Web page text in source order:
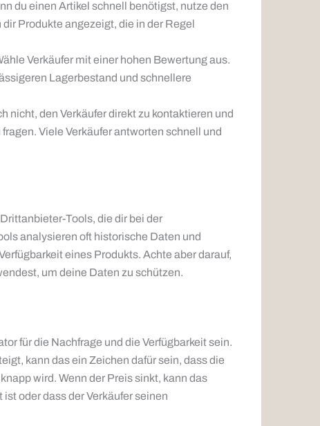
du einen Artikel schnell benötigst, nutze den
Produkte angezeigt, die in der Regel
Verkäufer mit einer hohen Bewertung aus.
Lagerbestand und schnellere
nicht, den Verkäufer direkt zu kontaktieren und
Viele Verkäufer antworten schnell und
Tools, die dir bei der
analysieren oft historische Daten und
eines Produkts. Achte aber darauf,
um deine Daten zu schützen.
für die Nachfrage und die Verfügbarkeit sein.
kann das ein Zeichen dafür sein, dass die
wird. Wenn der Preis sinkt, kann das
oder dass der Verkäufer seinen